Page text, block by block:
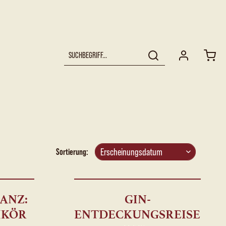
Sortierung:
GIN-
ENTDECKUNGSREISE: